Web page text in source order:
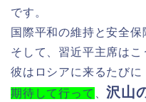
です。
国際平和の維持と安全保
そして、習近平主席はこ
彼はロシアに来るたびに
期待して行って
、沢山